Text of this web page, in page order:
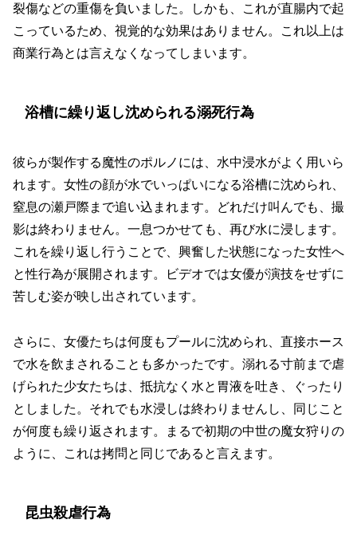
裂傷などの重傷を負いました。しかも、これが直腸内で起
こっているため、視覚的な効果はありません。これ以上は
商業行為とは言えなくなってしまいます。
浴槽に繰り返し沈められる溺死行為
彼らが製作する魔性のポルノには、水中浸水がよく用いら
れます。女性の顔が水でいっぱいになる浴槽に沈められ、
窒息の瀬戸際まで追い込まれます。どれだけ叫んでも、撮
影は終わりません。一息つかせても、再び水に浸します。
これを繰り返し行うことで、興奮した状態になった女性へ
と性行為が展開されます。ビデオでは女優が演技をせずに
苦しむ姿が映し出されています。
さらに、女優たちは何度もプールに沈められ、直接ホース
で水を飲まされることも多かったです。溺れる寸前まで虐
げられた少女たちは、抵抗なく水と胃液を吐き、ぐったり
としました。それでも水浸しは終わりませんし、同じこと
が何度も繰り返されます。まるで初期の中世の魔女狩りの
ように、これは拷問と同じであると言えます。
昆虫殺虐行為